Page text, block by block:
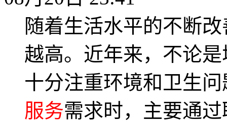
随着生活水平的不断
越高。近年来，不论
十分注重环境和卫生
服务需求时，主要通